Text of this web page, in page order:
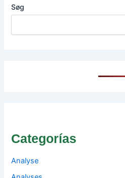
Søg
Categorías
Analyse